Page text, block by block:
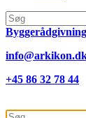
+45 86 32 78 44